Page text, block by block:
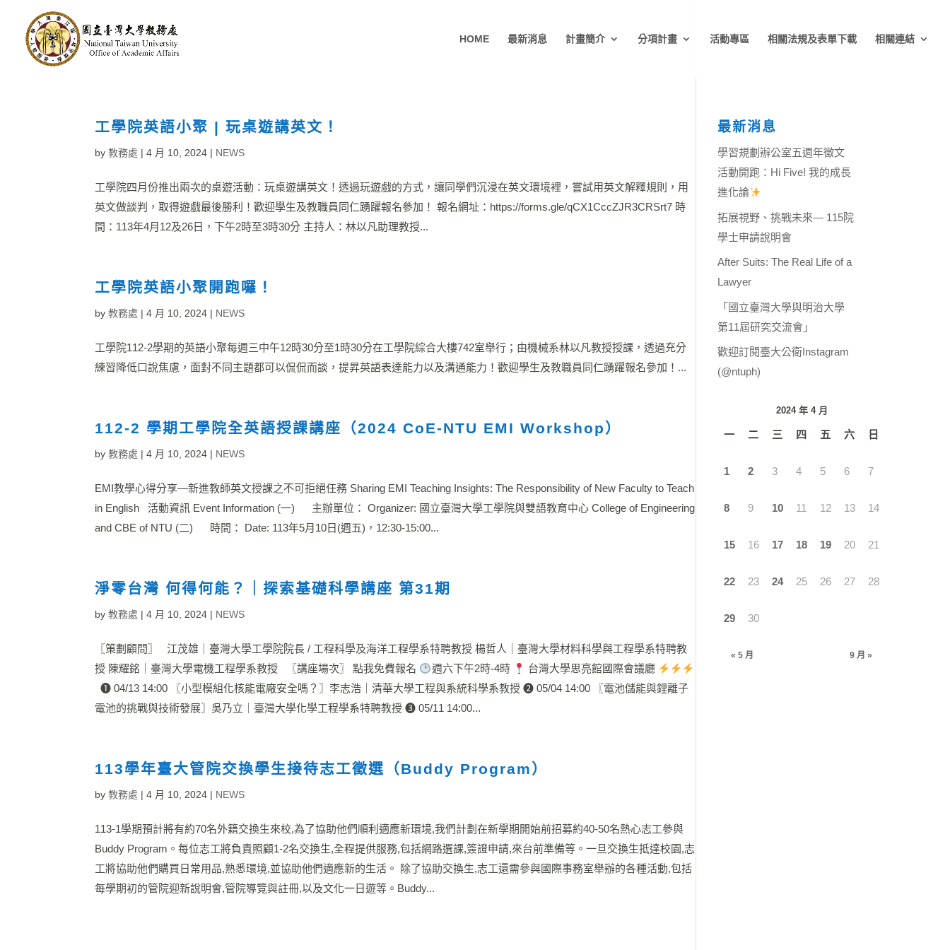
HOME 最新消息 計畫簡介 分項計畫 活動專區 相關法規及表單下載 相關連結
工學院英語小聚 | 玩桌遊講英文！
by教務處 |4 月 10, 2024 | NEWS
工學院四月份推出兩次的桌遊活動：玩桌遊講英文！透過玩遊戲的方式，讓同學們沉浸在英文環境裡，嘗試用英文解釋規則，用
英文做談判，取得遊戲最後勝利！歡迎學生及教職員同仁踴躍報名參加！ 報名網址：https://forms.gle/qCX1CccZJR3CRSrt7 時
間：113年4月12及26日，下午2時至3時30分 主持人：林以凡助理教授...
工學院英語小聚開跑囉！
by教務處 |4 月 10, 2024 | NEWS
工學院112-2學期的英語小聚每週三中午12時30分至1時30分在工學院綜合大樓742室舉行；由機械系林以凡教授授課，透過充分
練習降低口說焦慮，面對不同主題都可以侃侃而談，提昇英語表達能力以及溝通能力！歡迎學生及教職員同仁踴躍報名參加！...
112-2 學期工學院全英語授課講座（2024 CoE-NTU EMI Workshop）
by教務處 |4 月 10, 2024 | NEWS
EMI教學心得分享—新進教師英文授課之不可拒絕任務 Sharing EMI Teaching Insights: The Responsibility of New Faculty to Teach
in English 活動資訊 Event Information (一) 主辦單位： Organizer: 國立臺灣大學工學院與雙語教育中心 College of Engineering
and CBE of NTU (二) 時間： Date: 113年5月10日(週五)，12:30-15:00...
淨零台灣 何得何能？｜探索基礎科學講座 第31期
by教務處 |4 月 10, 2024 | NEWS
〖策劃顧問〗 江茂雄｜臺灣大學工學院院長 / 工程科學及海洋工程學系特聘教授 楊哲人｜臺灣大學材料科學與工程學系特聘教
授 陳耀銘｜臺灣大學電機工程學系教授 〖講座場次〗 點我免費報名
週六下午2時-4時
台灣大學思亮館國際會議廳
❶ 04/13 14:00 〖小型模組化核能電廠安全嗎？〗李志浩｜清華大學工程與系統科學系教授 ❷ 05/04 14:00 〖電池儲能與鋰離子
電池的挑戰與技術發展〗吳乃立｜臺灣大學化學工程學系特聘教授 ❸ 05/11 14:00...
113學年臺大管院交換學生接待志工徵選（Buddy Program）
by教務處 |4 月 10, 2024 | NEWS
113-1學期預計將有約70名外籍交換生來校,為了協助他們順利適應新環境,我們計劃在新學期開始前招募約40-50名熱心志工參與
Buddy Program。每位志工將負責照顧1-2名交換生,全程提供服務,包括網路選課,簽證申請,來台前準備等。一旦交換生抵達校園,志
工將協助他們購買日常用品,熟悉環境,並協助他們適應新的生活。 除了協助交換生,志工還需參與國際事務室舉辦的各種活動,包括
每學期初的管院迎新說明會,管院導覽與註冊,以及文化一日遊等。Buddy...
最新消息
學習規劃辦公室五週年徵文
活動開跑：Hi Five! 我的成長
進化論
拓展視野、挑戰未來— 115院
學士申請說明會
After Suits: The Real Life of a
Lawyer
「國立臺灣大學與明治大學
第11屆研究交流會」
歡迎訂閱臺大公衛Instagram
(@ntuph)
2024 年 4 月
一 二 三 四 五 六 日
« 5 月 9 月 »
1 2 3 4 5 6 7
8 9 10 11 12 13 14
15 16 17 18 19 20 21
22 23 24 25 26 27 28
29 30